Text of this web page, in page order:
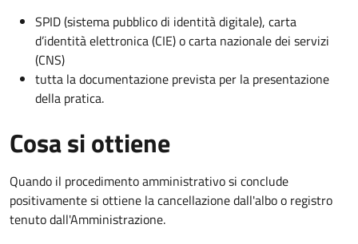
SPID (sistema pubblico di identità digitale), carta
d’identità elettronica (CIE) o carta nazionale dei servizi
(CNS)
tutta la documentazione prevista per la presentazione
della pratica.
Cosa si ottiene
Quando il procedimento amministrativo si conclude
positivamente si ottiene la cancellazione dall'albo o registro
tenuto dall'Amministrazione.